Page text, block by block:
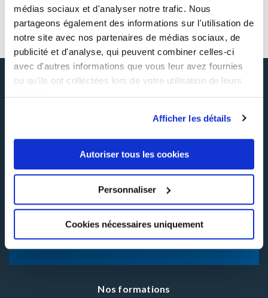
médias sociaux et d'analyser notre trafic. Nous
partageons également des informations sur l'utilisation de
notre site avec nos partenaires de médias sociaux, de
publicité et d'analyse, qui peuvent combiner celles-ci
avec d'autres informations que vous leur avez fournies
ou qu'ils ont collectées lors de votre utilisation de leurs
services.
Afficher les détails
Autoriser tous les cookies
Personnaliser
Cookies nécessaires uniquement
Voir la fiche
INHNI ,
et en alternance
34 BD MAXIME GORKI
94800 VILLEJUIF CEDEX
01 46 77 40 40
Nos formations